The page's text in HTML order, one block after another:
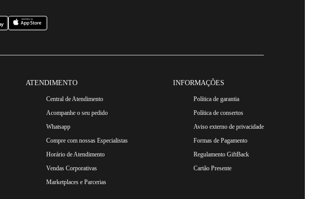
ATENDIMENTO
Central de Atendimento
Acompanhe o seu pedido
Whatsapp
Compre com nossas Especialistas
Horário de Atendimento
Vendas Corporativas
Marketplaces e Parcerias
INFORMAÇÕES
Política de garantia
Política de consertos
Aviso externo de privacidade
Formas de Pagamento
Regulamento GiftBack
Cartão Presente